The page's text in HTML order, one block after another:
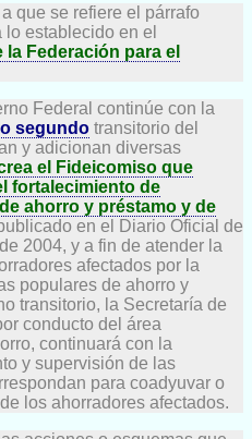
que se refiere el párrafo
establecido en el
Federación para el
Federal continúe con la
segundo transitorio del
y adicionan diversas
el Fideicomiso que
fortalecimiento de
ahorro y préstamo y de
en el Diario Oficial de
2004, y a fin de atender la
afectados por la
populares de ahorro y
transitorio, la Secretaría de
conducto del área
continuará con la
y supervisión de las
para coadyuvar o
los ahorradores afectados.